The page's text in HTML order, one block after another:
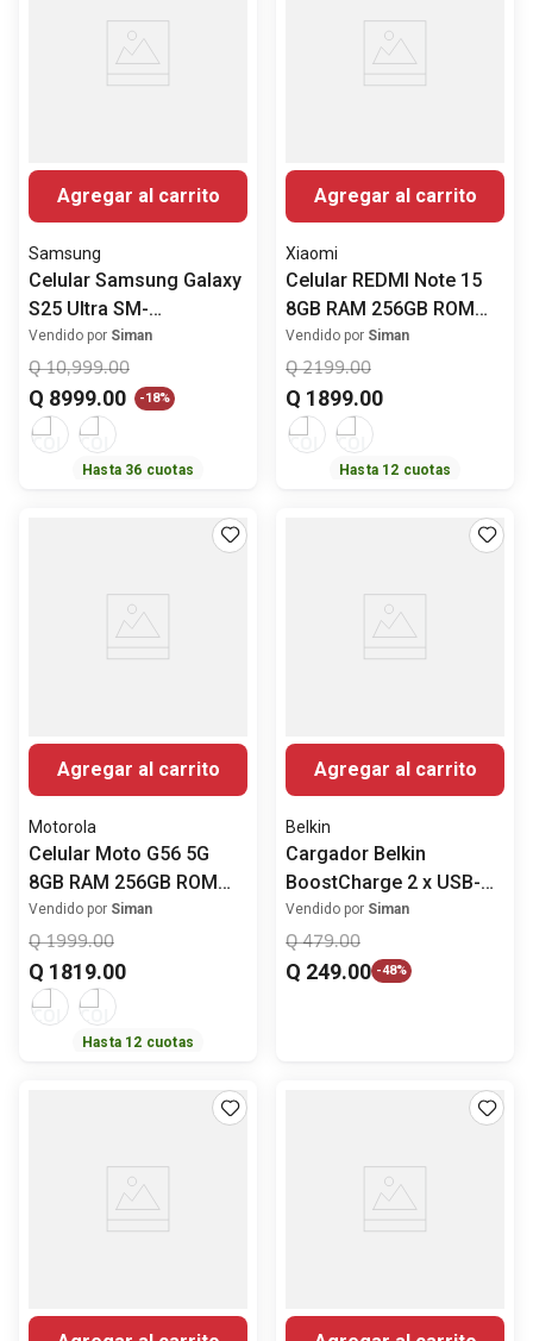
Agregar al carrito
Samsung
Celular Samsung Galaxy
S25 Ultra SM-
S938BZTKGTO 12GB
RAM 256GB SSD Pantalla
6.9" (17.53 cm)
Snapdragon 8 Elite
Cámara avanzada
Cámara Posterior 200
Vendido por Siman
Q 10,999.00
Q 8999.00 -18%
Hasta 36 cuotas
Agregar al carrito
Xiaomi
Celular REDMI Note 15
8GB RAM 256GB ROM
6.77" (17.20 cm)
MediaTek Helio G100-
Ultra Cámara Posterior
108MP
Vendido por Siman
Q 2199.00
Q 1899.00
Hasta 12 cuotas
Agregar al carrito
Motorola
Celular Moto G56 5G
8GB RAM 256GB ROM
6.7" (17.02 cm)
MediaTek Dimensity
7060 Desempeño de alto
nivel Cámara Posterior
50MP
Vendido por Siman
Q 1999.00
Q 1819.00
Hasta 12 cuotas
Agregar al carrito
Belkin
Cargador Belkin
BoostCharge 2 x USB-C
65 Watts
Vendido por Siman
Q 479.00
Q 249.00 -48%